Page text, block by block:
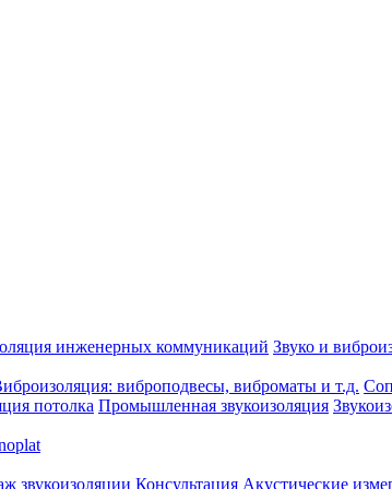
инженерных коммуникаций Звуко и
виброподвесы, виброматы и т.д.
потолка Промышленная звукоизоляция
звукоизоляции Консультация Акустические